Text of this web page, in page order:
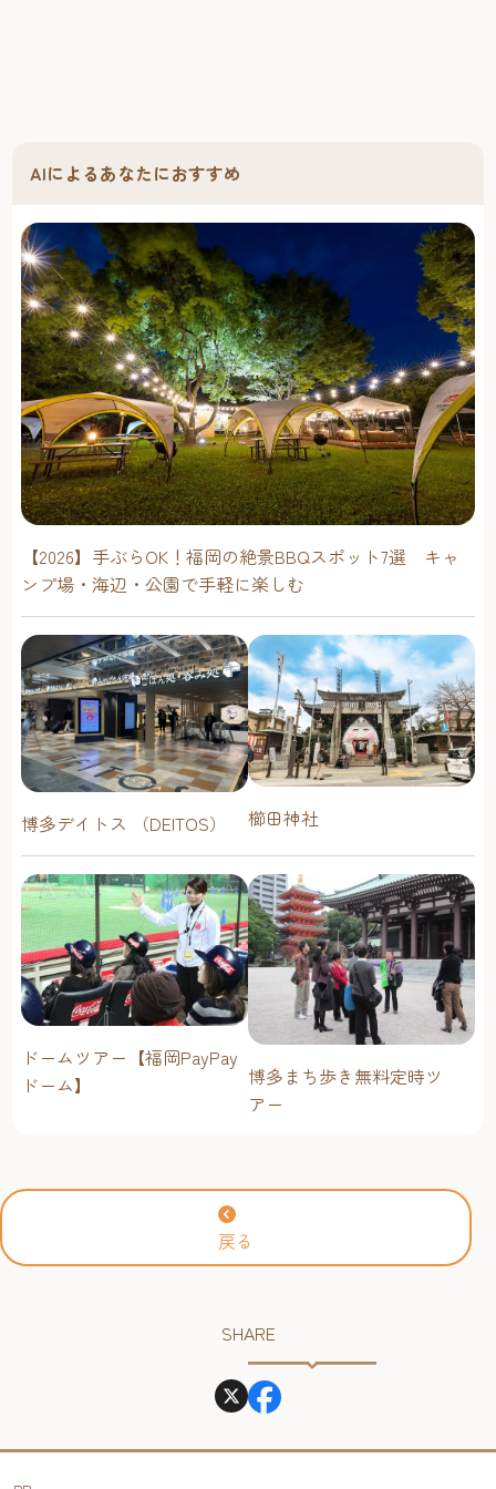
AIによるあなたにおすすめ
【2026】手ぶらOK！福岡の絶景BBQスポット7選 キャ
ンプ場・海辺・公園で手軽に楽しむ
博多デイトス （DEITOS） 櫛田神社
ドームツアー【福岡PayPay
ドーム】
博多まち歩き無料定時ツ
アー
戻る
SHARE